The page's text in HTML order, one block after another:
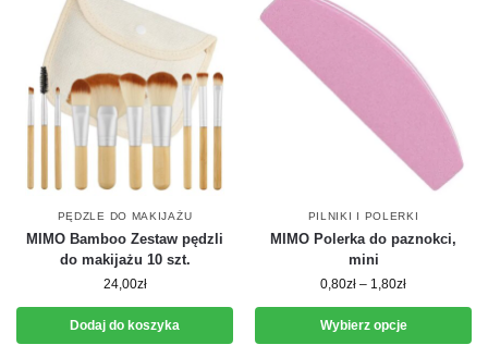
PĘDZLE DO MAKIJAŻU
MIMO Bamboo Zestaw pędzli
do makijażu 10 szt.
24,00zł
Dodaj do koszyka
PILNIKI I POLERKI
MIMO Polerka do paznokci,
mini
0,80zł – 1,80zł
Wybierz opcje